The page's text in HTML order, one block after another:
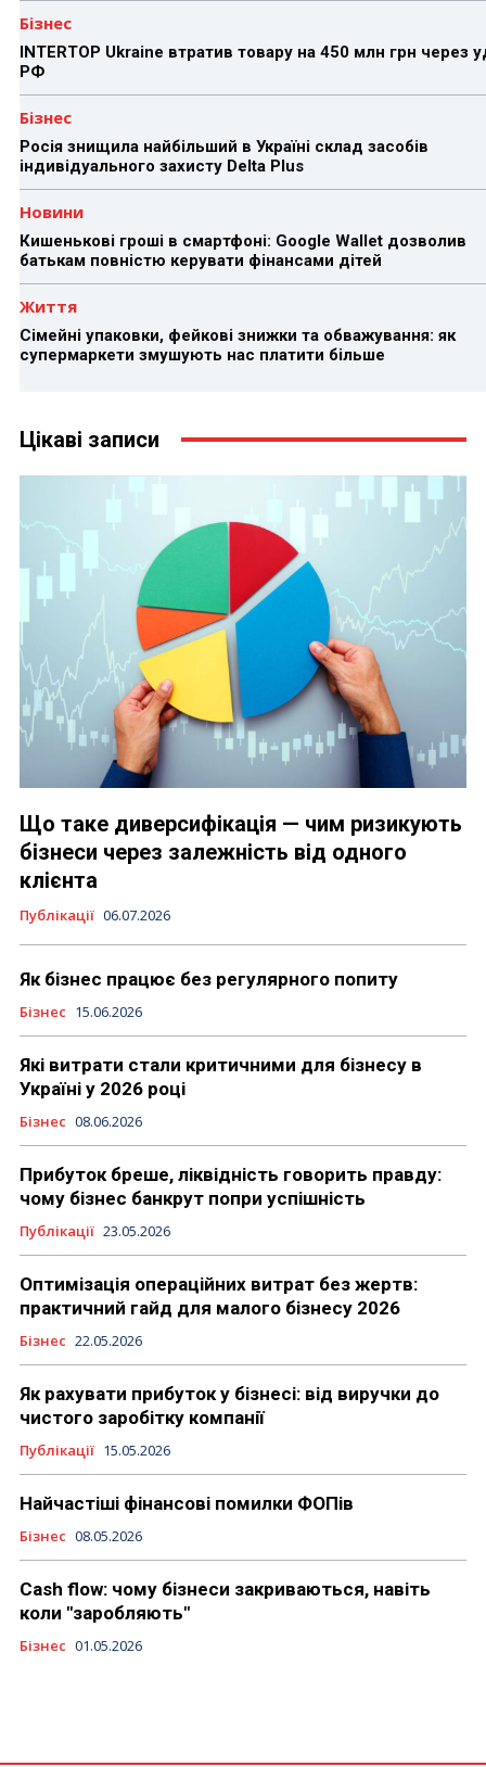
Бізнес
INTERTOP Ukraine втратив товару на 450 млн грн через
РФ
Бізнес
Росія знищила найбільший в Україні склад засобів
індивідуального захисту Delta Plus
Новини
Кишенькові гроші в смартфоні: Google Wallet дозволив
батькам повністю керувати фінансами дітей
Життя
Сімейні упаковки, фейкові знижки та обважування: як
супермаркети змушують нас платити більше
Цікаві записи
Що таке диверсифікація — чим ризикують
бізнеси через залежність від одного
клієнта
Публікації 06.07.2026
Як бізнес працює без регулярного попиту
Бізнес 15.06.2026
Які витрати стали критичними для бізнесу в
Україні у 2026 році
Бізнес 08.06.2026
Прибуток бреше, ліквідність говорить правду:
чому бізнес банкрут попри успішність
Публікації 23.05.2026
Оптимізація операційних витрат без жертв:
практичний гайд для малого бізнесу 2026
Бізнес 22.05.2026
Як рахувати прибуток у бізнесі: від виручки до
чистого заробітку компанії
Публікації 15.05.2026
Найчастіші фінансові помилки ФОПів
Бізнес 08.05.2026
Cash flow: чому бізнеси закриваються, навіть
коли "заробляють"
Бізнес 01.05.2026